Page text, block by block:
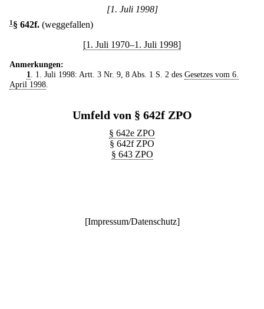
[1. Juli 1998]
1 § 642f. (weggefallen)
[1. Juli 1970–1. Juli 1998]
Anmerkungen:
1
. 1. Juli 1998: Artt. 3 Nr. 9, 8 Abs. 1 S. 2 des Gesetzes vom 6.
April 1998
Umfeld von § 642f ZPO
§ 642e ZPO
§ 642f ZPO
§ 643 ZPO
[Impressum/Datenschutz]